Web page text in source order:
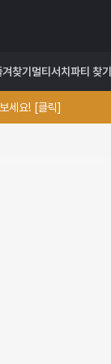
찾기 멀티서치 파티 찾기
세요! [클릭]